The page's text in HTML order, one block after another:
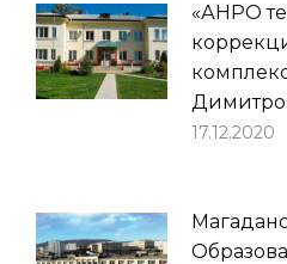
«АНРО
17.12.2020